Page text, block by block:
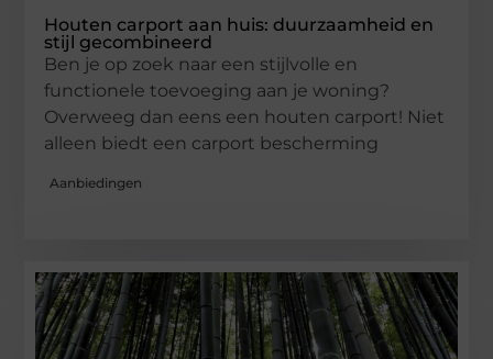
Houten carport aan huis: duurzaamheid en
stijl gecombineerd
Ben je op zoek naar een stijlvolle en
functionele toevoeging aan je woning?
Overweeg dan eens een houten carport! Niet
alleen biedt een carport bescherming
Aanbiedingen